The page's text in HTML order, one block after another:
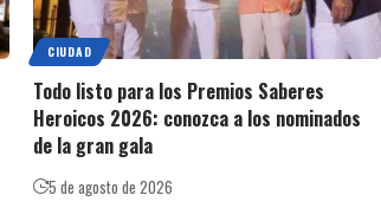
CIUDAD
Todo listo para los Premios Saberes
Heroicos 2026: conozca a los nominados
de la gran gala
5 de agosto de 2026